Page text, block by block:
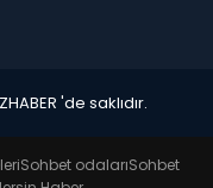
'de saklıdır.
Sohbet odalarıSohbet